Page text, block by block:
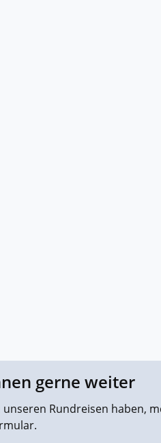
gerne weiter
unseren Rundreisen haben,